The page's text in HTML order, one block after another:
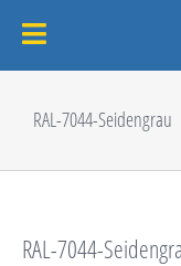
contenuRAL-7044-Seidengrau
RAL-7044-